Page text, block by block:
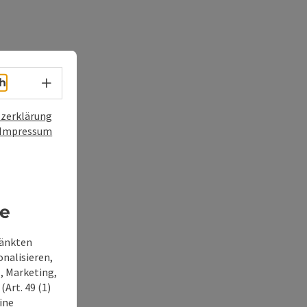
Sprachwahl - Menü öffnen
Impressum
Marketing,
49 (1)